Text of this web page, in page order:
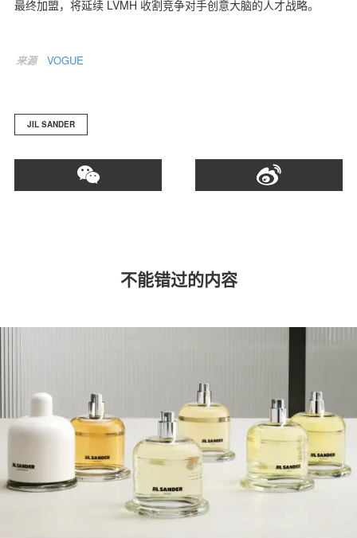
最终加盟，将延续 LVMH 收割竞争对手创意大脑的人才战略。
来源 VOGUE
JIL SANDER
不能错过的内容